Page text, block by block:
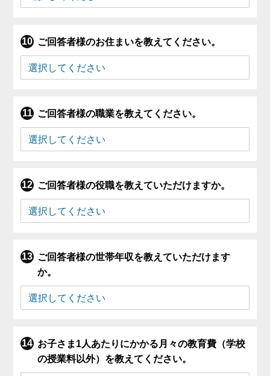
ご回答者様のお住まいを教えてください。
ご回答者様の職業を教えてください。
ご回答者様の役職を教えていただけますか。
ご回答者様の世帯年収を教えていただけます
か。
お子さま1人あたりにかかる月々の教育費（学校
の授業料以外）を教えてください。